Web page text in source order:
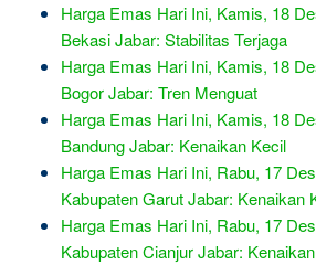
Harga Emas Hari Ini, Kamis, 18
Bekasi Jabar: Stabilitas Terjaga
Harga Emas Hari Ini, Kamis, 18
Bogor Jabar: Tren Menguat
Harga Emas Hari Ini, Kamis, 18
Bandung Jabar: Kenaikan Kecil
Harga Emas Hari Ini, Rabu, 17
Kabupaten Garut Jabar: Kenaikan
Harga Emas Hari Ini, Rabu, 17
Kabupaten Cianjur Jabar: